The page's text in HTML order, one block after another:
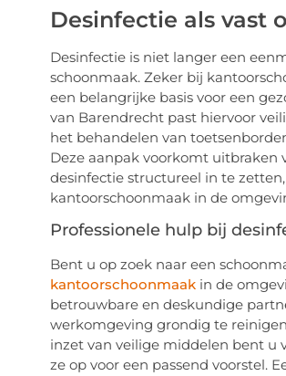
Desinfectie als vast
Desinfectie is niet langer een
schoonmaak. Zeker bij
een belangrijke basis voor een
van Barendrecht past hiervoor
het behandelen van
Deze aanpak voorkomt uitbraken
desinfectie structureel in te
kantoorschoonmaak in de
Professionele hulp bij
Bent u op zoek naar een
kantoorschoonmaakin de
betrouwbare en deskundige
werkomgeving grondig te
inzet van veilige middelen bent u
ze op voor een passend voorstel.